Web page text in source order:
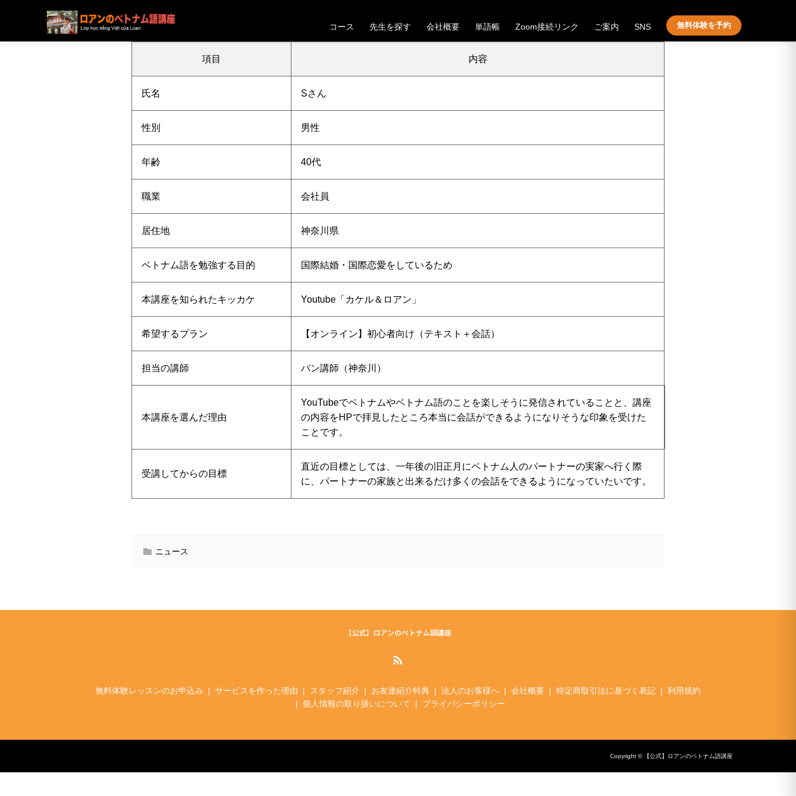
コース 先生を探す 会社概要 単語帳 Zoom接続リンク ご案内 SNS 無料体験を予約
項目 内容
氏名 Sさん
性別 男性
年齢 40代
職業 会社員
居住地 神奈川県
ベトナム語を勉強する目的 国際結婚・国際恋愛をしているため
本講座を知られたキッカケ Youtube「カケル＆ロアン」
希望するプラン 【オンライン】初心者向け（テキスト＋会話）
担当の講師 バン講師（神奈川）
本講座を選んだ理由
YouTubeでベトナムやベトナム語のことを楽しそうに発信されていることと、講座
の内容をHPで拝見したところ本当に会話ができるようになりそうな印象を受けた
ことです。
受講してからの目標
直近の目標としては、一年後の旧正月にベトナム人のパートナーの実家へ行く際
に、パートナーの家族と出来るだけ多くの会話をできるようになっていたいです。
ニュース
【公式】ロアンのベトナム語講座
無料体験レッスンのお申込み サービスを作った理由 スタッフ紹介 お友達紹介特典 法人のお客様へ 会社概要 特定商取引法に基づく表記
利用規約
個人情報の取り扱いについて
プライバシーポリシー
Copyright © 【公式】ロアンのベトナム語講座